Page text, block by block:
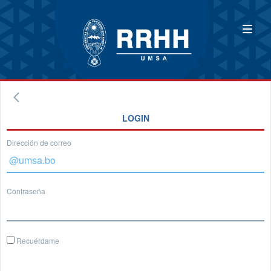
LOGIN
Dirección de correo
Contraseña
Recuérdame